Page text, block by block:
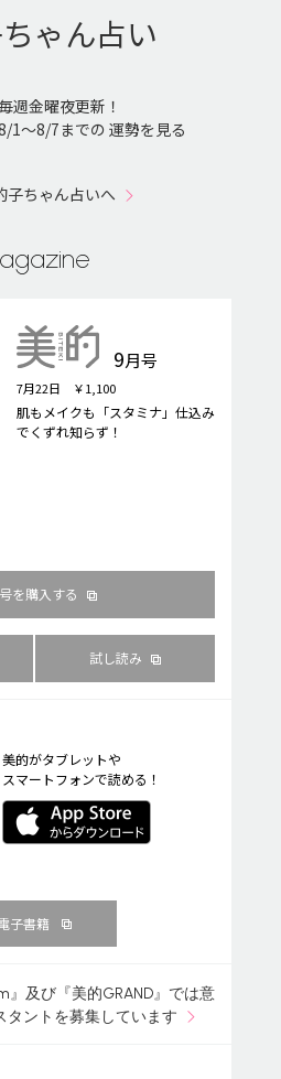
ゃん占い
毎週金曜夜更新！
1〜8/7までの 運勢を見る
子ちゃん占いへ
9月号
7月22日 ￥1,100
肌もメイクも「スタミナ」仕込み
でくずれ知らず！
を購入する
試し読み
美的がタブレットや
スマートフォンで読める！
子書籍
』及び『美的GRAND』では意
タントを募集しています